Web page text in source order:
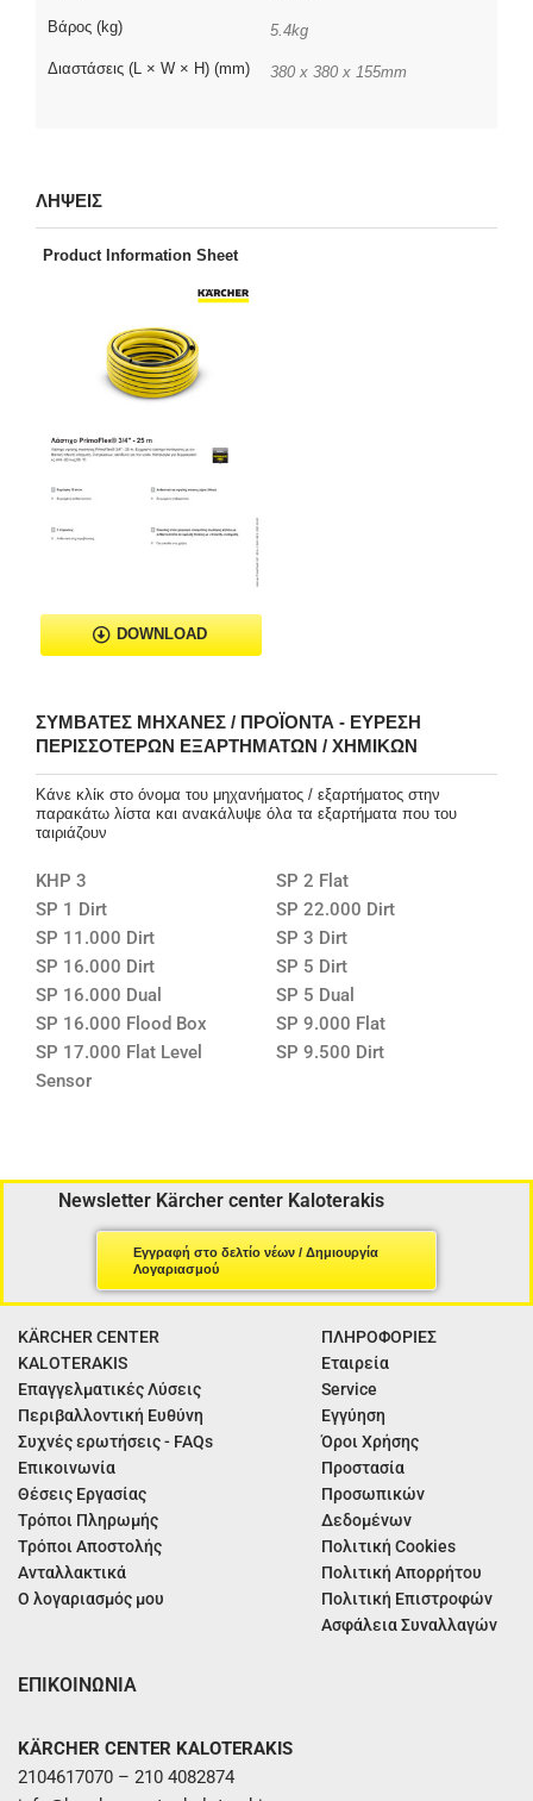
Βάρος (kg) 5.4kg
Διαστάσεις (L × W × H) (mm) 380 x 380 x 155mm
ΛΗΨΕΙΣ
Product Information Sheet
DOWNLOAD
ΣΥΜΒΑΤΈΣ ΜΗΧΑΝΈΣ / ΠΡΟΪΌΝΤΑ - ΕΎΡΕΣΗ
ΠΕΡΙΣΣΌΤΕΡΩΝ ΕΞΑΡΤΗΜΆΤΩΝ / ΧΗΜΙΚΏΝ
Κάνε κλίκ στο όνομα του μηχανήματος / εξαρτήματος στην
παρακάτω λίστα και ανακάλυψε όλα τα εξαρτήματα που του
ταιριάζουν
KHP 3
SP 1 Dirt
SP 11.000 Dirt
SP 16.000 Dirt
SP 16.000 Dual
SP 16.000 Flood Box
SP 17.000 Flat Level
Sensor
SP 2 Flat
SP 22.000 Dirt
SP 3 Dirt
SP 5 Dirt
SP 5 Dual
SP 9.000 Flat
SP 9.500 Dirt
Newsletter Kärcher center Kaloterakis
Εγγραφή στο δελτίο νέων / Δημιουργία
Λογαριασμού
KÄRCHER CENTER
KALOTERAKIS
Επαγγελματικές Λύσεις
Περιβαλλοντική Ευθύνη
Συχνές ερωτήσεις - FAQs
Επικοινωνία
Θέσεις Εργασίας
Τρόποι Πληρωμής
Τρόποι Αποστολής
Ανταλλακτικά
Ο λογαριασμός μου
ΠΛΗΡΟΦΟΡΙΕΣ
Εταιρεία
Service
Εγγύηση
Όροι Χρήσης
Προστασία
Προσωπικών
Δεδομένων
Πολιτική Cookies
Πολιτική Απορρήτου
Πολιτική Επιστροφών
Ασφάλεια Συναλλαγών
ΕΠΙΚΟΙΝΩΝΙΑ
KÄRCHER CENTER KALOTERAKIS
2104617070 – 210 4082874